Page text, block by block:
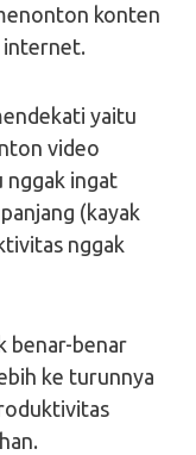
konten
internet.
yaitu
video
nggak ingat
(kayak
nggak
benar-benar
ke turunnya